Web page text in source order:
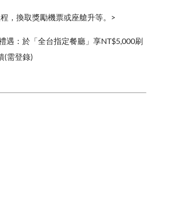
，換取獎勵機票或座艙升等。>
遇：於「全台指定餐廳」享NT$5,000刷
(需登錄)